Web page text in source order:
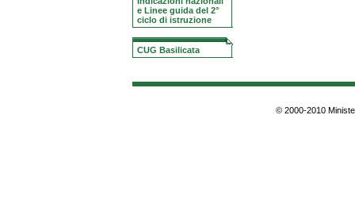
e Linee guida del 2°
ciclo di istruzione
CUG Basilicata
© 2000-2010